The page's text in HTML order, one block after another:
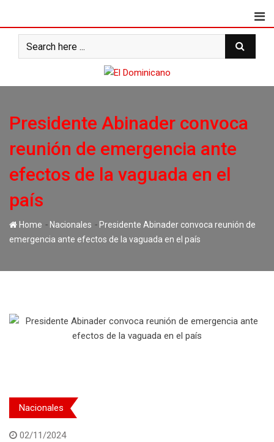
content
Presidente Abinader convoca
reunión de emergencia ante
efectos de la vaguada en el
país
Home - Nacionales - Presidente Abinader convoca reunión de
emergencia ante efectos de la vaguada en el país
Nacionales
02/11/2024